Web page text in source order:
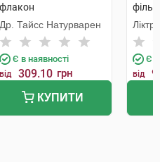
флакон
Др. Тайсс Натурварен
Є в наявності
від 309.10 грн
КУПИТИ
Є в
від